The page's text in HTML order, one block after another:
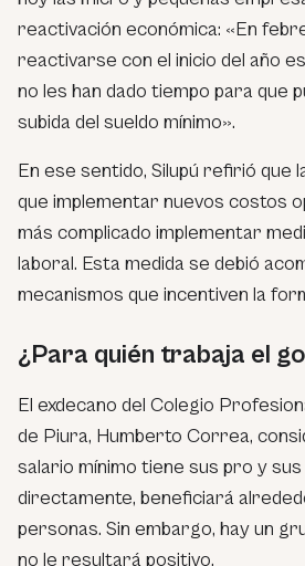
reactivación económica: «En
reactivarse con el inicio del año
no les han dado tiempo para que
subida del sueldo mínimo».
En ese sentido, Silupú refirió que
que implementar nuevos costos
más complicado implementar
laboral. Esta medida se debió
mecanismos que incentiven la
¿Para quién trabaja el
El exdecano del Colegio
de Piura, Humberto Correa,
salario mínimo tiene sus pro y
directamente, beneficiará
personas. Sin embargo, hay un
no le resultará positivo.